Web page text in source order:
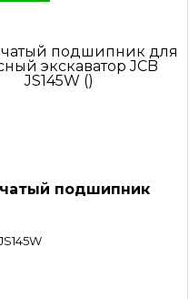
подшипник